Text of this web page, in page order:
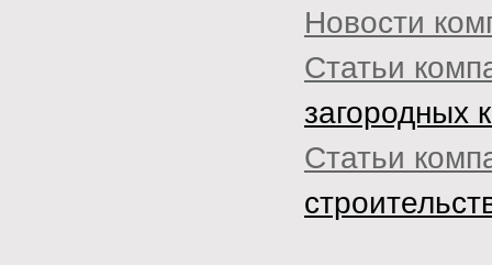
Новости
Статьи
загородных
Статьи